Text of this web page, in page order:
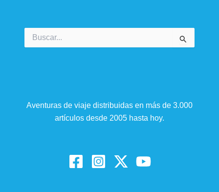
por:
Aventuras de viaje distribuidas en más de 3.000
artículos desde 2005 hasta hoy.